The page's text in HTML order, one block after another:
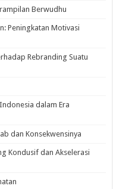
Berwudhu
Peningkatan Motivasi
Rebranding Suatu
dalam Era
dan Konsekwensinya
Kondusif dan Akselerasi